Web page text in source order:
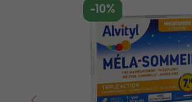
-10%